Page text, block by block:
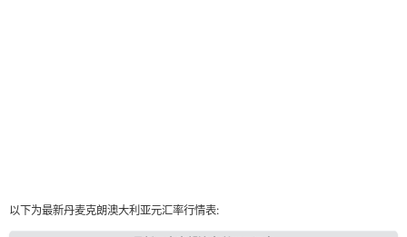
以下为最新丹麦克朗澳大利亚元汇率行情表: